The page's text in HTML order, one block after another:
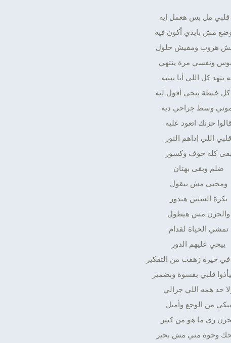
قلبي مل بس هعمل إيه
مش بإيدي أكون فيه
هروب ومفيش حلول
ونفسي مرة ينتهي
يتهد كل اللي أنا ببنيه
كل خبطة تيجي أقول ليه
وسط جراحي ديه
قالوا حزنك اتعود عليه
قلبي اللي إداهم النور
بقى كله خوف وكسور
ضلم وبقى بهتان
ومخبي مش بيقول
بكرة السنين هتدور
والحزن مش هيطول
تمشي الحياة لقدام
ييجي عليهم الدور
حيرة زهقت من التفكير
قلبي بقسوة وبضمير
حد همه اللي جرالي
ببكي من الوجع وأميل
زي ما هو من كتير
وجوة مني مش بخير